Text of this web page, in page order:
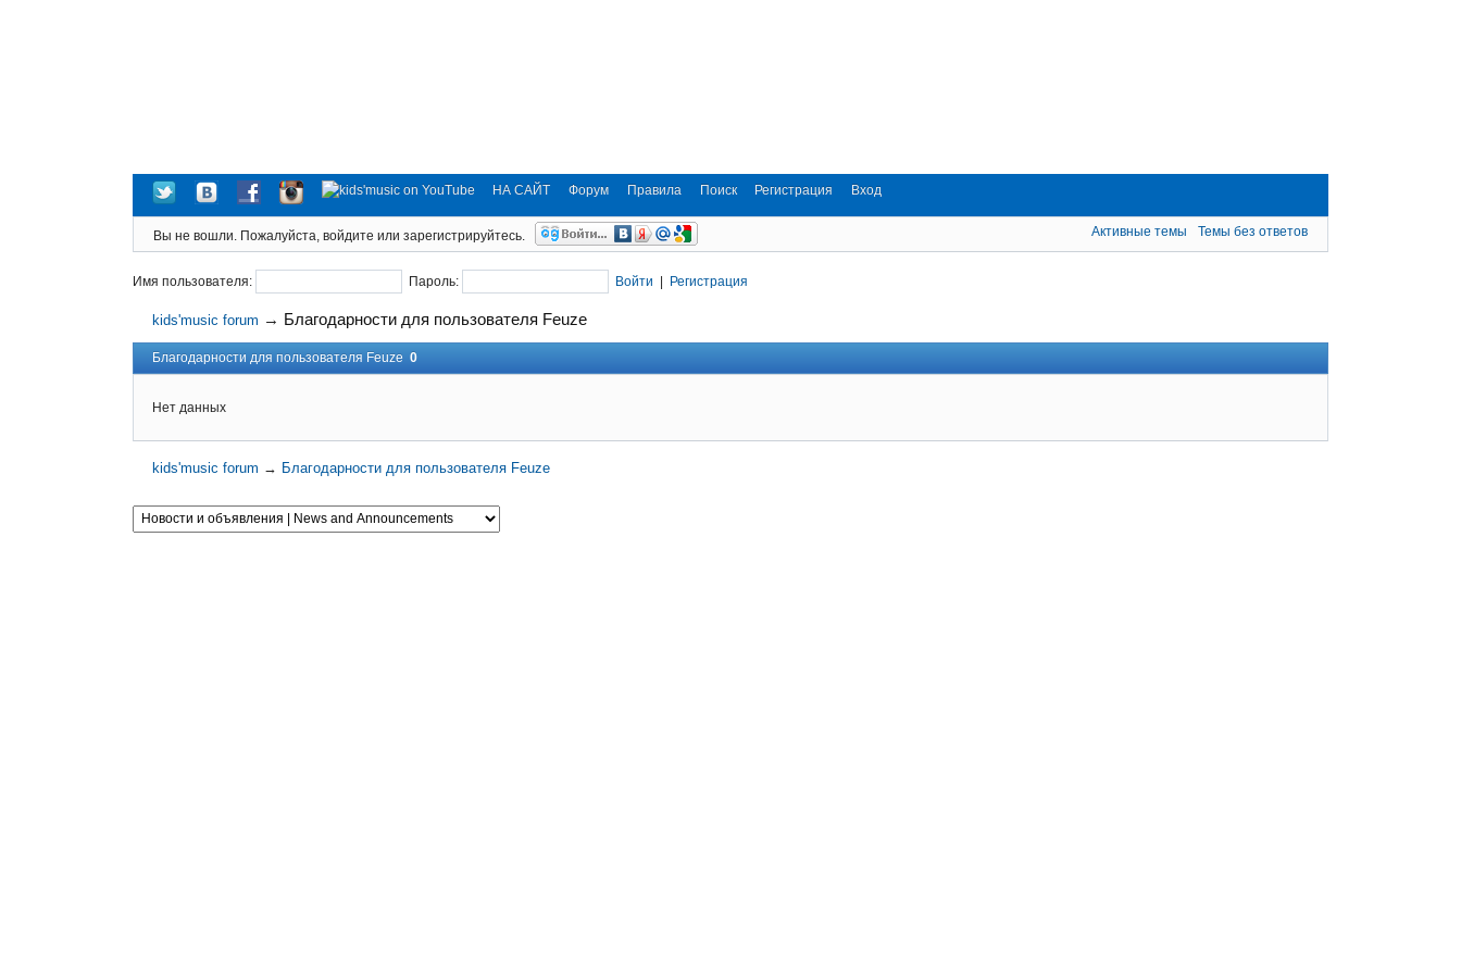
НА САЙТ Форум Правила Поиск Регистрация Вход
Вы не вошли. Пожалуйста, войдите или зарегистрируйтесь. Активные темы Темы без ответов
Имя пользователя: Пароль: Войти | Регистрация
kids'music forum → Благодарности для пользователя Feuze
Благодарности для пользователя Feuze 0
Нет данных
kids'music forum → Благодарности для пользователя Feuze